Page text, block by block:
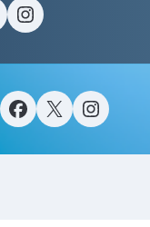
브인스타그램
페이스북트위터(X)인스타그램